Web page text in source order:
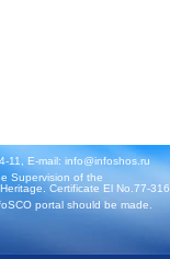
11, E-mail: info@infoshos.ru
Supervision of the
Certificate El No.77-
portal should be made.